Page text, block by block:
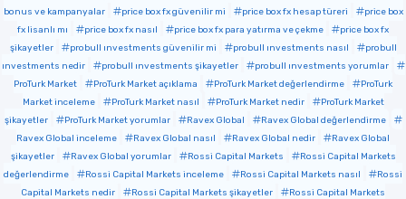
bonus ve kampanyalar
price box fx güvenilir mi price box fx hesap türeri
price box
fx lisanlı mı
price box fx nasıl price box fx para yatırma ve çekme
price box fx
şikayetler
probull ınvestments güvenilir mi probull ınvestments nasıl
probull
ınvestments nedir
probull ınvestments şikayetler
probull ınvestments yorumlar
ProTurk Market
ProTurk Market açıklama ProTurk Market değerlendirme
ProTurk
Market inceleme
ProTurk Market nasıl ProTurk Market nedir
ProTurk Market
şikayetler
ProTurk Market yorumlar Ravex Global
Ravex Global değerlendirme
Ravex Global inceleme
Ravex Global nasıl Ravex Global nedir
Ravex Global
şikayetler
Ravex Global yorumlar Rossi Capital Markets
Rossi Capital Markets
değerlendirme
Rossi Capital Markets inceleme Rossi Capital Markets nasıl
Rossi
Capital Markets nedir
Rossi Capital Markets şikayetler
Rossi Capital Markets